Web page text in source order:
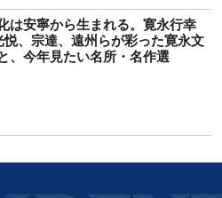
は安寧から生まれる。寛永行幸
悦、宗達、遠州らが彩った寛永文
、今年見たい名所・名作選